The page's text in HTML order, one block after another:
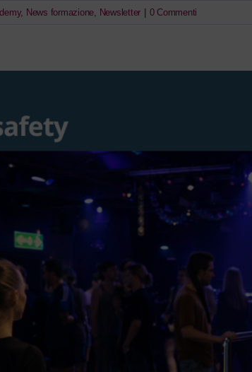
, News formazione Newsletter | 0 Commenti